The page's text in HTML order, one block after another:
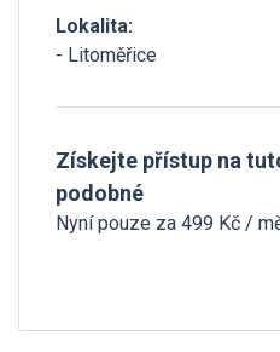
Lokalita:
- Litoměřice
Získejte přístup na
podobné
Nyní pouze za 499 Kč /